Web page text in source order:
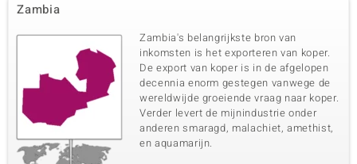
Zambia
Zambia's belangrijkste bron van
inkomsten is het exporteren van koper.
De export van koper is in de afgelopen
decennia enorm gestegen vanwege de
wereldwijde groeiende vraag naar koper.
Verder levert de mijnindustrie onder
anderen smaragd, malachiet, amethist,
en aquamarijn.